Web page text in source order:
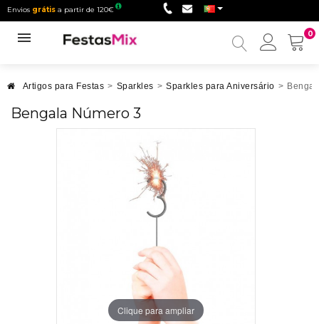
Envios grátis a partir de 120€
0
Minha
Artigos para Festas > Sparkles > Sparkles para Aniversário >
Bengala Número 3
Clique para ampliar